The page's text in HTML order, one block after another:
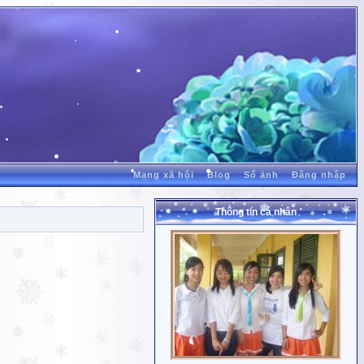
Mạng xã hội Blog Sổ ảnh Đăng nhập
Thông tin cá nhân